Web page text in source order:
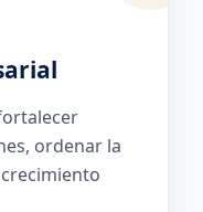
ordenar la